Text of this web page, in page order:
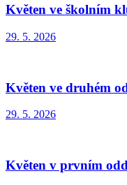
Květen ve školním
29. 5. 2026
Květen ve druhém
29. 5. 2026
Květen v prvním